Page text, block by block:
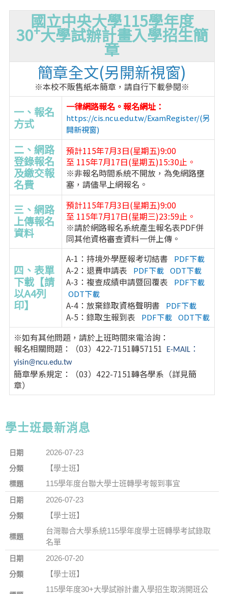
國立中央大學115學年度
30+大學試辦計畫入學招生簡
章
簡章全文(另開新視窗)
※本校不販售紙本簡章，請自行下載參閱※
一、報名
方式
一律網路報名。報名網址：
https://cis.ncu.edu.tw/ExamRegister/(另
開新視窗)
二、網路
登錄報名
及繳交報
名費
預計115年7月3日(星期五)9:00
至 115年7月17日(星期五)15:30止。
※非報名時間系統不開放，為免網路壅
塞，請儘早上網報名。
三、網路
上傳報名
資料
預計115年7月3日(星期五)9:00
至 115年7月17日(星期三)23:59止。
※請於網路報名系統產生報名表PDF併
同其他資格審查資料一併上傳。
四、表單
下載【請
以A4列
印】
A-1：持境外學歷報考切結書 PDF下載
A-2：退費申請表 PDF下載 ODT下載
A-3：複查成績申請暨回覆表
PDF下載
ODT下載
A-4：放棄錄取資格聲明書 PDF下載
A-5：錄取生報到表 PDF下載 ODT下載
※如有其他問題，請於上班時間來電洽詢：
報名相關問題：（03）422-7151轉57151
E-MAIL ：
yisin@ncu.edu.tw
簡章學系規定：（03）422-7151轉各學系（詳見簡
章）
學士班最新消息
2026-07-23
【學士班】
115學年度台聯大學士班轉學考報到事宜
2026-07-23
【學士班】
台灣聯合大學系統115學年度學士班轉學考試錄取
名單
2026-07-20
【學士班】
115學年度30+大學試辦計畫入學招生取消開班公